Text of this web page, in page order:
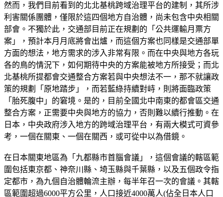
然而，我們目前看到的北北基桃跨域治理平台的建制，其所涉
利害關係團體，僅限於這四個地方自治體，尚未包含中央相關
部會。不獨於此，交通部目前正在規劃的「公共運輸月票方
案」，預計本月月底將會出爐，而這個方案也同樣是交通部單
方面的想法，地方需求的涉入非常有限。而在中央與地方各玩
各的鳥的情況下，如何期待中央的方案能被地方所接受；而北
北基桃所提都會交通整合方案若與中央想法不一，那不就讓政
策的規劃「原地踏步」，而若藍綠持續對峙，則將面臨政策
「胎死腹中」的窘境。是的，目前全國北中南東的都會區交通
整合方案，正需要中央與地方的協力，否則難以續行推動。在
日本，中央政府涉入地方的跨域治理平台，有兩大模式可資參
考，一個在關東、一個在關西，或可從中以為借鏡。
在日本關東地區為「九都縣市首腦會議」，這個會議的轄區範
圍包括東京都、神奈川縣、埼玉縣與千葉縣，以及五個政令指
定都市，為九個自治體輪流主辦，每半年召一次的會議。其轄
區範圍超過6000平方公里，人口接近4000萬人(佔全日本人口